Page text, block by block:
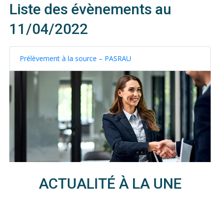
Liste des évènements au
11/04/2022
Prélèvement à la source – PASRAU
ACTUALITÉ À LA UNE